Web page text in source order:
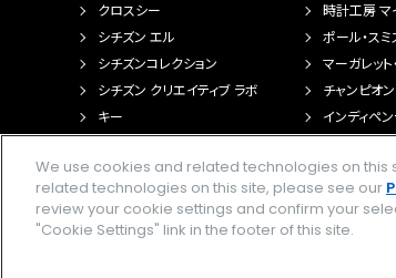
クロスシー
シチズン エル
シチズンコレクション
シチズン クリエイティブ ラボ
キー
時計工房 マ
ポール・スミ
マーガレッ
チャンピオン
インディペ
We use cookies and related technologies on
related technologies on this site, please see our
review your cookie settings and confirm your
"Cookie Settings" link in the footer of this site.